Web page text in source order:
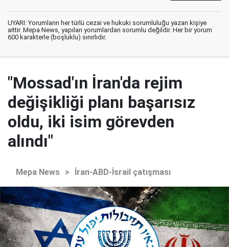
UYARI: Yorumların her türlü cezai ve hukuki sorumluluğu yazan kişiye
aittir. Mepa News, yapılan yorumlardan sorumlu değildir. Her bir yorum
600 karakterle (boşluklu) sınırlıdır.
"Mossad'ın İran'da rejim
değişikliği planı başarısız
oldu, iki isim görevden
alındı"
Mepa News > İran-ABD-İsrail çatışması